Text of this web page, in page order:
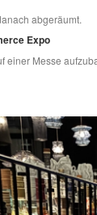
abgeräumt.
Expo
einer Messe